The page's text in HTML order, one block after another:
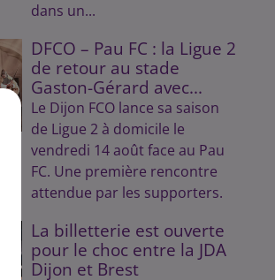
dans un...
DFCO – Pau FC : la Ligue 2
de retour au stade
Gaston-Gérard avec...
Le Dijon FCO lance sa saison
de Ligue 2 à domicile le
vendredi 14 août face au Pau
FC. Une première rencontre
attendue par les supporters.
La billetterie est ouverte
pour le choc entre la JDA
Dijon et Brest